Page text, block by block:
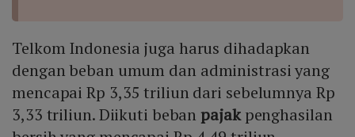
Telkom Indonesia juga harus dihadapkan
dengan beban umum dan administrasi yang
mencapai Rp 3,35 triliun dari sebelumnya Rp
3,33 triliun. Diikuti bebanpajakpenghasilan